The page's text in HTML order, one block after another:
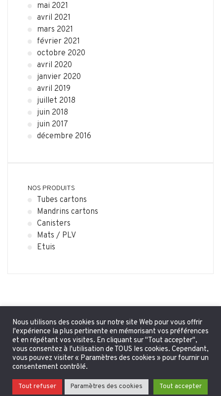
mai 2021
avril 2021
mars 2021
février 2021
octobre 2020
avril 2020
janvier 2020
avril 2019
juillet 2018
juin 2018
juin 2017
décembre 2016
NOS PRODUITS
Tubes cartons
Mandrins cartons
Canisters
Mats / PLV
Etuis
CGV|Mentions légales| ©SASU ALLPACK 2020, Tous droits
réservés | RéalisationATAFOTO.studio
Nous utilisons des cookies sur notre site Web pour vous offrir
l'expérience la plus pertinente en mémorisant vos préférences
et en répétant vos visites. En cliquant sur "Tout accepter",
vous consentez à l'utilisation de TOUS les cookies. Cependant,
vous pouvez visiter « Paramètres des cookies » pour fournir un
consentement contrôlé.
Tout refuser Paramètres des cookies Tout accepter